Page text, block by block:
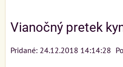
Vianočný pretek
Pridané: 24.12.2018 14:14:28